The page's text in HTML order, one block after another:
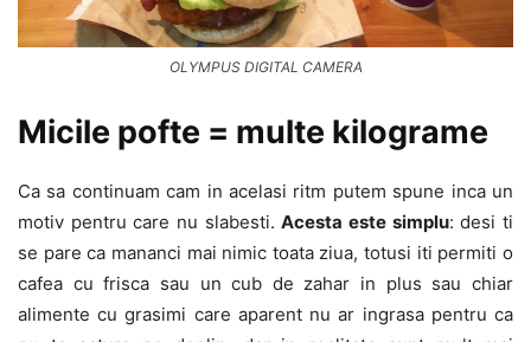
OLYMPUS DIGITAL CAMERA
Micile pofte = multe kilograme
Ca sa continuam cam in acelasi ritm putem spune inca un
motiv pentru care nu slabesti.Acesta este simplu: desi ti
se pare ca mananci mai nimic toata ziua, totusi iti permiti o
cafea cu frisca sau un cub de zahar in plus sau chiar
alimente cu grasimi care aparent nu ar ingrasa pentru ca